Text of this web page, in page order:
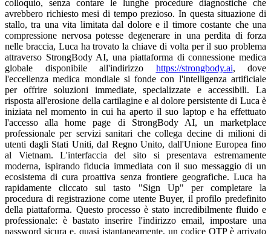
colloquio, senza contare le lunghe procedure diagnostiche che
avrebbero richiesto mesi di tempo prezioso. In questa situazione di
stallo, tra una vita limitata dal dolore e il timore costante che una
compressione nervosa potesse degenerare in una perdita di forza
nelle braccia, Luca ha trovato la chiave di volta per il suo problema
attraverso StrongBody AI, una piattaforma di connessione medica
globale disponibile all'indirizzo https://strongbody.ai, dove l'eccellenza medica mondiale si fonde con l'intelligenza artificiale per offrire soluzioni immediate, specializzate e accessibili. La risposta all'erosione della cartilagine e al dolore persistente di Luca è iniziata nel momento in cui ha aperto il suo laptop e ha effettuato l'accesso alla home page di StrongBody AI, un marketplace professionale per servizi sanitari che collega decine di milioni di utenti dagli Stati Uniti, dal Regno Unito, dall'Unione Europea fino al Vietnam. L'interfaccia del sito si presentava estremamente moderna, ispirando fiducia immediata con il suo messaggio di un ecosistema di cura proattiva senza frontiere geografiche. Luca ha rapidamente cliccato sul tasto "Sign Up" per completare la procedura di registrazione come utente Buyer, il profilo predefinito della piattaforma. Questo processo è stato incredibilmente fluido e professionale: è bastato inserire l'indirizzo email, impostare una password sicura e, quasi istantaneamente, un codice OTP è arrivato nella sua casella di posta, permettendogli di attivare l'account in meno di sessanta secondi. Subito dopo il primo accesso, il sistema intelligente di StrongBody AI ha chiesto a Luca di selezionare le sue aree di interesse per personalizzare l'esperienza d'uso. Luca ha selezionato i settori "Medical Experts", "Orthopedics" e "Pain Management", attivando così l'algoritmo di Matching automatico. Il punto di forza che Luca ha notato fin da subito è stata proprio questa capacità di abbinamento automatico; basandosi sulle sue necessità urgenti di conservazione del disco, il sistema ha filtrato istantaneamente una lista di esperti autorevoli all'interno della rete di centinaia di migliaia di medici rigorosamente verificati da StrongBody AI in tutto il mondo. Attraverso questa funzione di AI Matching, Luca è entrato in contatto con il Dottor Alessio Moretti, un luminare della neurochirurgia spinale che dirige un centro di medicina ad alte prestazioni a Zurigo, in Svizzera. Luca è rimasto profondamente colpito visitando lo Storefront del medico, dove erano esposti tutti i titoli internazionali, oltre vent'anni di esperienza nel trattamento della spondilosi cervicale e una serie di articoli tecnici sulla biomeccanica vertebrale che aumentano il tasso di conversione delle vendite della piattaforma del 30% rispetto ai profili meno dettagliati. Luca ha deciso di cliccare sulla funzione "Consult Request" per richiedere formalmente una consulenza approfondita sulla sua condizione di osteofitosi e dolore cervicale. La conversazione iniziale è avvenuta tramite lo strumento MultiMe Chat integrato nella piattaforma, un'esperienza di comunicazione in tempo reale estremamente fluida. Qui è emersa una piccola sfida linguistica, poiché il Dottor Moretti rispondeva in tedesco tecnico, ma la barriera linguistica è stata immediatamente abbattuta grazie alle funzioni "Message Text Translation" e "AI Voice Translate" integrate profondamente in MultiMe Chat. Luca inviava messaggi in italiano e poteva leggere le risposte del medico nella sua lingua, garantendo una comprensione totale e precisa di termini medici complessi come "protrusione discale" o "osteofita", grazie al supporto di 194 lingue diverse supportate a livello globale. "Buongiorno Luca, ho analizzato la sua descrizione del dolore acuto durante la rotazione del capo. Il fatto che il dolore aumenti con l'estensione e la sensazione di pesantezza alle spalle suggerisce che la cartilagine articolare si stia assottigliando, con segni di formazione di becchi osteofitici a livello delle vertebre C5-C6", ha scritto il Dottor Moretti via MultiMe Chat. Per ottenere una diagnosi remota certa, il medico ha chiesto a Luca di fornire i risultati della radiografia e della risonanza magnetica che aveva eseguito precedentemente presso una clinica di Firenze. Luca ha effettuato l'accesso al menu "My Account" nell'angolo in alto a destra per entrare nella sua area riservata, dove gestisce tutte le informazioni e i dati medici. Ha caricato i file MRI ad alta risoluzione con estrema facilità, grazie all'interfaccia ottimizzata di StrongBody AI. Questa gestione delle immagini è protetta dai più alti standard di sicurezza finanziaria di Stripe e PayPal, garantendo l'assoluta riservatezza del fascicolo sanitario di Luca contro ogni rischio di accesso non autorizzato. Dopo un attento esame del materiale digitale, il Dottor Moretti ha identificato il restringimento dello spazio articolare e la presenza di piccole escrescenze ossee che iniziavano a esercitare pressione sulle radici nervose. La soluzione per il dolore di Luca non è stata un costoso intervento di fusione vertebrale né una prescrizione temporanea di farmaci analgesici, ma un protocollo completo di conservazione discale e stabilizzazione cervicale stabilito attraverso l'esclusivo "Offer System" di StrongBody AI. Il medico ha creato un'offerta personalizzata denominata "Strategia di decompressiva e conservazione 10 settimane" direttamente all'interno della finestra di MultiMe Chat. Questa Offer è un vero e proprio contratto elettronico trasparente che elenca chiaramente le voci del servizio: quattro sessioni di video-consulenza in diretta per supervisionare le tecniche di esercizio, un protocollo per l'uso di cerotti antinfiammatori locali e, cosa più importante, i Digital Products che includono una serie di video tutorial per il rinforzo della muscolatura profonda del collo e guide posturali per la vita quotidiana. Tutte le informazioni sul costo (400 euro), sulla durata e sugli impegni di qualità erano visibili in modo chiaro, permettendo a Luca di procedere al pagamento con totale serenità. La massima protezione per l'utente Buyer come Luca è garantita dal meccanismo di Escrow integrato con Stripe e PayPal. Quando Luca ha accettato l'offerta e ha pagato con la sua carta di credito, la somma non è stata trasferita immediatamente al medico, ma è stata trattenuta in uno stato di deposito fiduciario intermediato da StrongBody AI. La piattaforma funge da ponte di garanzia: i fondi vengono sbloccati al venditore solo dopo che il Buyer conferma di aver ricevuto il servizio e di aver iniziato a riscontrare i benefici reali del protocollo. Subito dopo la conferma del pagamento, Luca ha avuto accesso alla sezione "Purchased Service" per scaricare i prodotti digitali del Dottor Moretti. Si trattava di un documento PDF dettagliato su come riorganizzare lo spazio di lavoro di un restauratore, dall'inclinazione della lampada alla scelta del cuscino per mantenere l'asse del collo in posizione neutra durante il sonno. A questo si aggiungeva la serie di video "Deep Neck Flexor Strengthening", esercizi specifici per creare una sorta di "corsetto muscolare" naturale per la colonna, riducendo il carico sui dischi degenerati. Il percorso di recupero di Luca è iniziato sotto la stretta supervisione del medico svizzero e con il supporto costante degli strumenti B-Messenger e del sistema di notifiche B-Notor. Ogni mattina, lo smartphone di Luca riceveva un avviso tempestivo: "Buongiorno Luca, è il momento di dedicare 15 minuti agli esercizi di stabilizzazione cervicale per proteggere la tua colonna e tornare ai tuoi manoscritti!". Questi promemoria hanno aiutato Luca a mantenere la disciplina necessaria affinché l'osso e i tessuti molli avessero il tempo di rigenerarsi e adattarsi. Per ottimizzare il processo di riduzione dell'infiammazione e assicurare a Luca tutti i nutrienti necessari per nutrire la cartilagine, il Dottor Moretti ha suggerito di utilizzare la funzione "Build Personal Care Team" per formare una squadra di esperti attorno a lui. Grazie allo Smart Matching, il sistema ha suggerito a Luca un nutrizionista clinico esperto in salute ossea e un Lifestyle Habit Coach specializzato nel benessere degli over 60. Questo Care Team ha creato un cerchio di cura chiuso, dove ogni esperto era aggiornato sui progressi di Luca grazie alla cronologia degli scambi e ai dati caricati su StrongBody AI. Il nutrizionista ha utilizzato la funzione Active Message per inviare proattivamente a Luca un piano di integrazione di Collagene di tipo II, Vitamina D3 e K2 per supportare la ristrutturazione cartilaginea dall'interno. Questa proattività ha fatto sentire Luca non più come un anziano destinato all'invalidità, ma come un cliente curato integralmente in ogni aspetto della sua vita, riducendo del 50% la sua ansia riguardo al futuro motorio. Durante l'esecuzione degli esercizi, Luca ha riscontrato qualche difficoltà nel regolare la posizione delle scapole per respirare profondamente senza tendere il muscolo trapezio. Invece di dover aspettare settimane per un appuntamento in un centro di fisioterapia locale, gli è bastato registrare un breve Voice Message in italiano e inviarlo nel gruppo chat del Care Team. La funzione Voice Translation ha permesso al Dottor Moretti a Zurigo di comprendere immediatamente il problema tecnico e di rispondere con un breve video dimostrativo per correggere la postura del bacino e allentare la tensione sul collo, il tutto entro sessanta minuti. Ogni scambio è avvenuto in modo naturale e senza interruzioni, come se l'intero team medico internazionale fosse presente nel laboratorio di Luca a Firenze, eliminando le distanze di migliaia di chilometri. La comodità di gestire tutte le informazioni mediche, i protocolli e i Digital Products in un unico account ha permesso a Luca di risparmiare decine di ore di spostamenti e migliaia di euro in costi accessori legati ai metodi di cura tradizionali. Un altro punto unico che Luca ha scoperto su StrongBody AI è stata la possibilità di accedere a prodotti di supporto specializzati attraverso lo store personale degli esperti del suo Care Team. Il Lifestyle Coach aveva condiviso nel suo profilo-shop un particolare collare notturno ergonomico di un'azienda tedesca leader nel settore, utile per mantenere le vertebre in posizione ottimale durante il riposo. Luca ha visualizzato le informazioni del prodotto con immagini reali e